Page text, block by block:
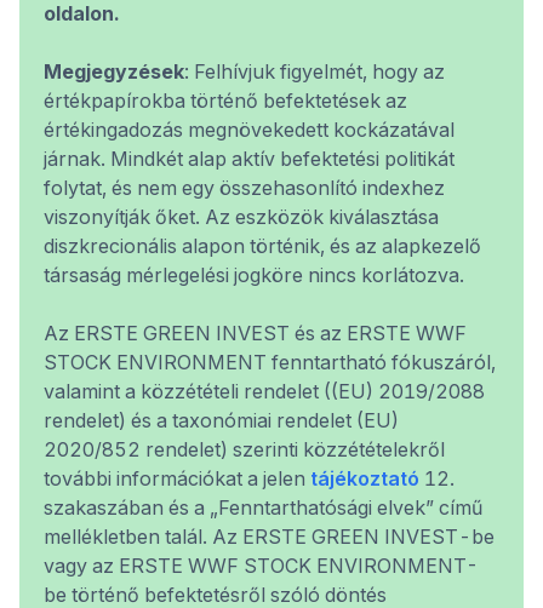
oldalon.
Megjegyzések: Felhívjuk figyelmét, hogy az
értékpapírokba történő befektetések az
értékingadozás megnövekedett kockázatával
járnak. Mindkét alap aktív befektetési politikát
folytat, és nem egy összehasonlító indexhez
viszonyítják őket. Az eszközök kiválasztása
diszkrecionális alapon történik, és az alapkezelő
társaság mérlegelési jogköre nincs korlátozva.
Az ERSTE GREEN INVEST és az ERSTE WWF
STOCK ENVIRONMENT fenntartható fókuszáról,
valamint a közzétételi rendelet ((EU) 2019/2088
rendelet) és a taxonómiai rendelet (EU)
2020/852 rendelet) szerinti közzétételekről
további információkat a jelen tájékoztató 12.
szakaszában és a „Fenntarthatósági elvek” című
mellékletben talál. Az ERSTE GREEN INVEST-be
vagy az ERSTE WWF STOCK ENVIRONMENT-
be történő befektetésről szóló döntés